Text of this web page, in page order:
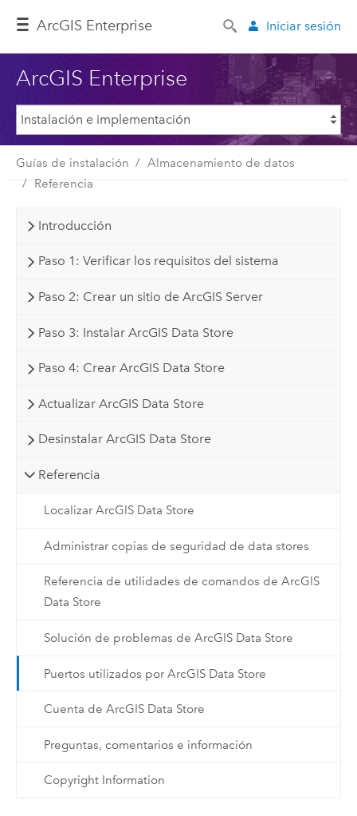
ArcGIS Enterprise Iniciar sesión
ArcGIS Enterprise
Guías de instalación
Almacenamiento de datos
Referencia
Introducción
Paso 1: Verificar los requisitos del sistema
Paso 2: Crear un sitio de ArcGIS Server
Paso 3: Instalar ArcGIS Data Store
Paso 4: Crear ArcGIS Data Store
Actualizar ArcGIS Data Store
Desinstalar ArcGIS Data Store
Referencia
Localizar ArcGIS Data Store
Administrar copias de seguridad de data stores
Referencia de utilidades de comandos de ArcGIS
Data Store
Solución de problemas de ArcGIS Data Store
Puertos utilizados por ArcGIS Data Store
Cuenta de ArcGIS Data Store
Preguntas, comentarios e información
Copyright Information